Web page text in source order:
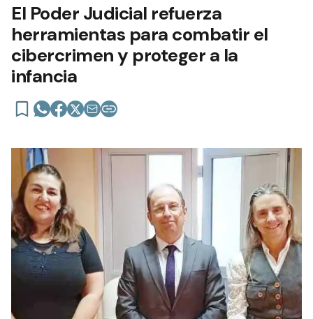
El Poder Judicial refuerza
herramientas para combatir el
cibercrimen y proteger a la
infancia